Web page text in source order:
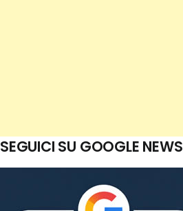
SEGUICI SU GOOGLE NEWS